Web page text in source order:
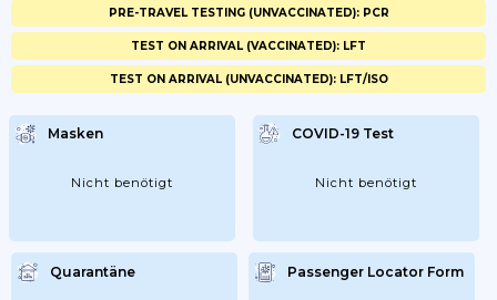
Masken
Nicht benötigt
COVID-19 Test
Nicht benötigt
Quarantäne Passenger Locator Form
PRE-TRAVEL TESTING (UNVACCINATED): PCR
TEST ON ARRIVAL (VACCINATED): LFT
TEST ON ARRIVAL (UNVACCINATED): LFT/ISO